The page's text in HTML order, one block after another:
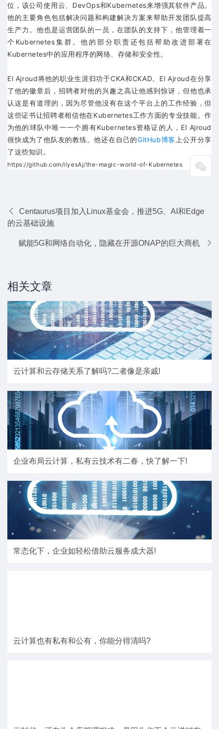
位，该公司使用云、DevOps和Kubernetes来增强其软件产品。
他的主要角色包括解决问题和构建解决方案来帮助开发团队提高
生产力。他也是运营团队的一员，在团队的支持下，他管理着一
个Kubernetes集群。他的部分职责还包括帮助改进部署在
Kubernetes中的应用程序的网络、存储和安全性。
El Ajroud将他的职业生涯归功于CKA和CKAD。El Ajroud在分享
了他的徽章后，招聘者对他的兴趣之高让他感到惊讶，但他也承
认这是有道理的，因为尽管他没有在这个平台上的工作经验，但
这些证书让招聘者相信他在Kubernetes工作方面的专业技能。作
为他的球队中唯一一个拥有Kubernetes资格证的人，El Ajroud
很快成为了他队友的教练。他还在自己的GitHub博客 上公开分享
了这些知识。
https://github.com/ilyesAj/the-magic-world-of-Kubernetes
Centaurus项目加入Linux基金会，推进5G、AI和Edge
的云基础设施
赋能5G和网络自动化，隐藏在开源ONAP的巨大商机
相关文章
云计算和云存储关系了解吗?二者像是亲戚!
企业布局云计算，私有云技术有二春，快了解一下!
常态化下，企业如轻松借助云服务成大器!
云计算也有私有和公有，你能分得清吗?